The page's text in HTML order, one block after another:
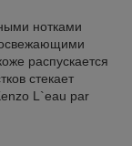
нотками
освежающими
распускается
стекает
L`eau par